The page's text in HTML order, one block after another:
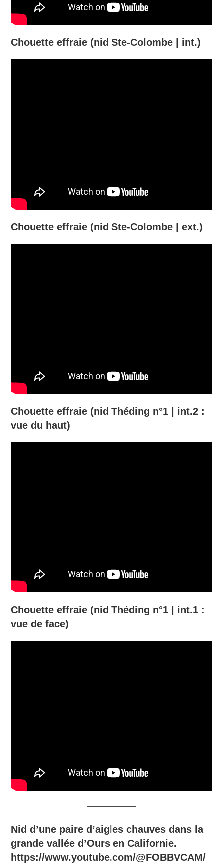
Chouette effraie (nid Ste-Colombe | int.)
Chouette effraie (nid Ste-Colombe | ext.)
Chouette effraie (nid Théding n°1 | int.2 :
vue du haut)
Chouette effraie (nid Théding n°1 | int.1 :
vue de face)
Nid d’une paire d’aigles chauves dans la
grande vallée d’Ours en Californie.
https://www.youtube.com/@FOBBVCAM/